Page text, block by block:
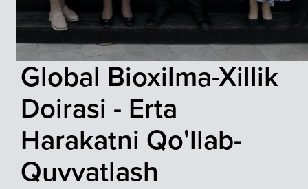
Global Bioxilma-Xillik
Doirasi - Erta
Harakatni Qo'llab-
Quvvatlash